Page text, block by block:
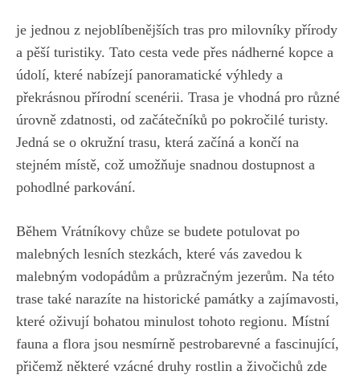
je jednou z nejoblíbenějších tras pro ​milovníky⁢ přírody
a⁢ pěší‌ turistiky. Tato ⁢cesta vede přes ‌nádherné ⁤kopce a
údolí, které‍ nabízejí⁤ panoramatické výhledy a
⁢překrásnou přírodní scenérii. Trasa je vhodná ⁣pro různé
úrovně zdatnosti, od ‍začátečníků⁢ po pokročilé turisty.
Jedná se o okružní trasu, která⁤ začíná a končí na
stejném místě, ​což umožňuje snadnou dostupnost a
pohodlné‌ parkování.
Během Vrátníkovy chůze se budete potulovat ⁣po‍
malebných lesních ⁢stezkách, které‌ vás zavedou k​
malebným vodopádům ⁤a průzračným jezerům. Na této
trase také‌ narazíte na historické památky a zajímavosti,
které oživují bohatou minulost tohoto regionu. Místní
fauna ⁢a flora jsou nesmírně pestrobarevné a fascinující,⁢
přičemž některé vzácné druhy ‍rostlin a živočichů zde‍